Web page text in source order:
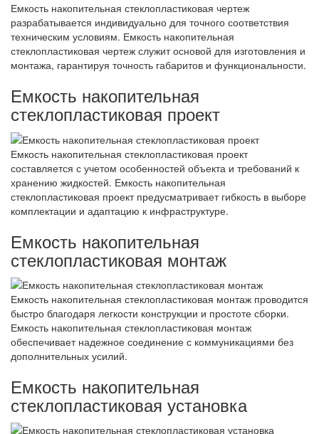
Емкость накопительная стеклопластиковая чертеж
разрабатывается индивидуально для точного соответствия
техническим условиям. Емкость накопительная
стеклопластиковая чертеж служит основой для изготовления и
монтажа, гарантируя точность габаритов и функциональности.
Емкость накопительная
стеклопластиковая проект
Емкость накопительная стеклопластиковая проект
составляется с учетом особенностей объекта и требований к
хранению жидкостей. Емкость накопительная
стеклопластиковая проект предусматривает гибкость в выборе
комплектации и адаптацию к инфраструктуре.
Емкость накопительная
стеклопластиковая монтаж
Емкость накопительная стеклопластиковая монтаж проводится
быстро благодаря легкости конструкции и простоте сборки.
Емкость накопительная стеклопластиковая монтаж
обеспечивает надежное соединение с коммуникациями без
дополнительных усилий.
Емкость накопительная
стеклопластиковая установка